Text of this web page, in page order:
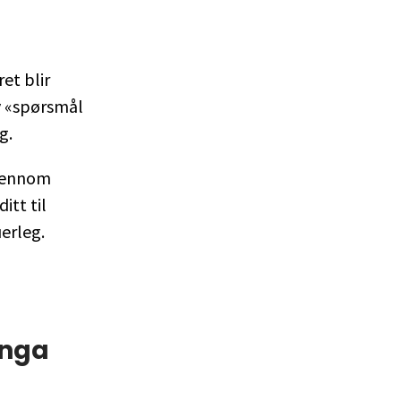
blir
ditt til